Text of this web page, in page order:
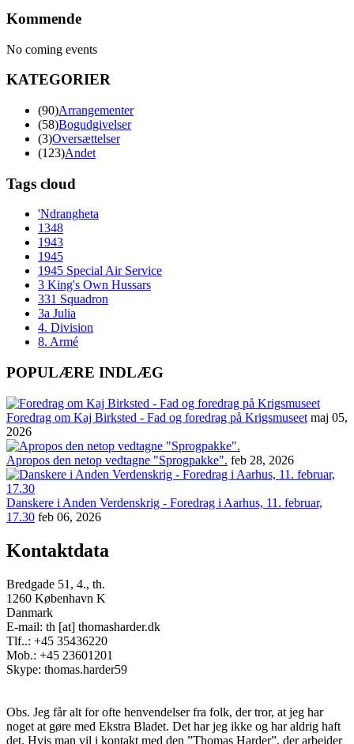
Kommende
No coming events
KATEGORIER
(90)Arrangementer
(58)Bogudgivelser
(3)Oversættelser
(123)Andet
Tags cloud
'Ndrangheta
1348
1943
1945
1945 Special Air Service
3 King's Own Hussars
331 Squadron
3a Julia
4. Division
8. Armé
POPULÆRE INDLÆG
Foredrag om Kaj Birksted - Fad og foredrag på Krigsmuseet maj 05,
2026
Apropos den netop vedtagne "Sprogpakke". feb 28, 2026
Danskere i Anden Verdenskrig - Foredrag i Aarhus, 11. februar,
17.30 feb 06, 2026
Kontaktdata
Bredgade 51, 4., th.
1260 København K
Danmark
E-mail: th [at] thomasharder.dk
Tlf..: +45 35436220
Mob.: +45 23601201
Skype: thomas.harder59
Obs. Jeg får alt for ofte henvendelser fra folk, der tror, at jeg har
noget at gøre med Ekstra Bladet. Det har jeg ikke og har aldrig haft
det. Hvis man vil i kontakt med den ”Thomas Harder”, der arbejder